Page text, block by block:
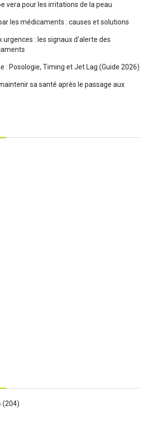
vera pour les irritations de la peau
les médicaments : causes et solutions
urgences : les signaux d'alerte des
: Posologie, Timing et Jet Lag (Guide 2026)
sa santé après le passage aux
(204)